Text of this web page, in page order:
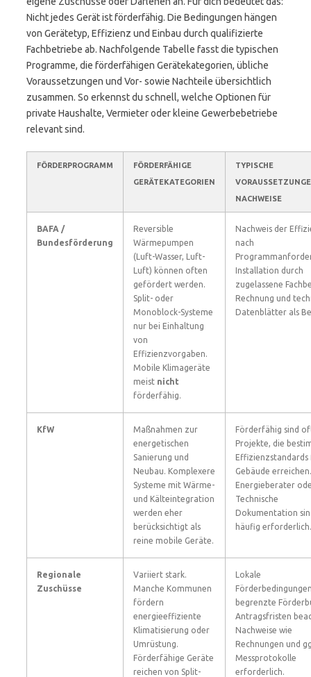
Nicht jedes Gerät ist förderfähig. Die Bedingungen hängen
von Gerätetyp, Effizienz und Einbau durch qualifizierte
Fachbetriebe ab. Nachfolgende Tabelle fasst die typischen
Programme, die förderfähigen Gerätekategorien, übliche
Voraussetzungen und Vor- sowie Nachteile übersichtlich
zusammen. So erkennst du schnell, welche Optionen für
private Haushalte, Vermieter oder kleine Gewerbebetriebe
relevant sind.
FÖRDERPROGRAMM
FÖRDERFÄHIGE
GERÄTEKATEGORIEN
TYPISCHE
NACHWEISE
BAFA /
Bundesförderung
Reversible
Wärmepumpen
(Luft-Wasser, Luft-
Luft) können often
gefördert werden.
Split- oder
Monoblock-Systeme
nur bei Einhaltung
von
Effizienzvorgaben.
Mobile Klimageräte
meist nicht
förderfähig.
Nachweis der
nach
Installation durch
zugelassene
Rechnung und
Datenblätter als
KfW
Maßnahmen zur
energetischen
Sanierung und
Neubau. Komplexere
Systeme mit Wärme-
und Kälteintegration
werden eher
berücksichtigt als
reine mobile Geräte.
Förderfähig sind
Projekte, die
Effizienzstandards
Gebäude erreichen.
Energieberater
Technische
Dokumentation
häufig erforderlich.
Regionale
Zuschüsse
Variiert stark.
Manche Kommunen
fördern
energieeffiziente
Klimatisierung oder
Umrüstung.
Förderfähige Geräte
reichen von Split-
Lokale
begrenzte
Antragsfristen
Nachweise wie
Rechnungen und
Messprotokolle
erforderlich.